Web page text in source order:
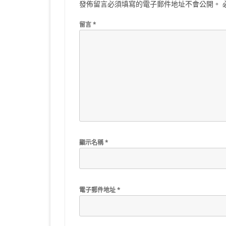
發佈留言必須填寫的電子郵件地址不會公開。
留言*
顯示名稱*
電子郵件地址*